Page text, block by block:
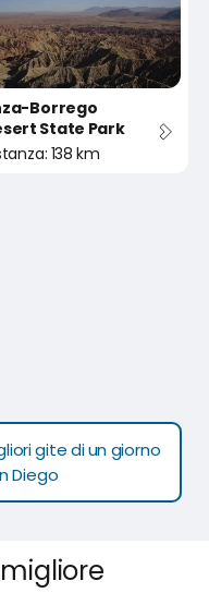
Borrego
State Park
138 km
gite di un giorno
Diego